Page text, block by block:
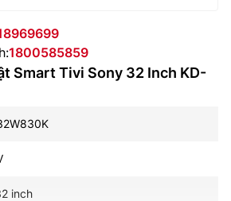
1800585859
Smart Tivi Sony 32 Inch KD-
inch